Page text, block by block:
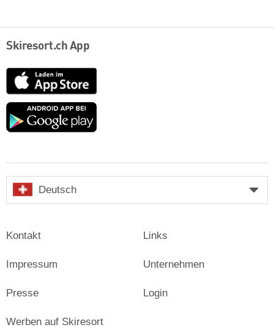
Skiresort.ch App
App
Store
Google
Deutsch
Kontakt
Impressum
Presse
Links
Unternehmen
Login
Werben auf Skiresort